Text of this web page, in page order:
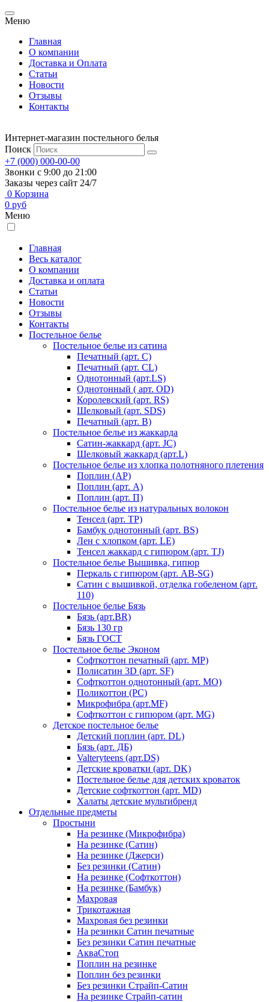
Меню
Главная
О компании
Доставка и Оплата
Статьи
Новости
Отзывы
Контакты
Интернет-магазин постельного белья
Поиск
+7 (000) 000-00-00
Звонки с 9:00 до 21:00
Заказы через сайт 24/7
0 Корзина
0 руб
Меню
Главная
Весь каталог
О компании
Доставка и оплата
Статьи
Новости
Отзывы
Контакты
Постельное белье
Постельное белье из сатина
Печатный (арт. С)
Печатный (арт. СL)
Однотонный (арт.LS)
Однотонный ( арт. OD)
Королевский (арт. RS)
Шелковый (арт. SDS)
Печатный (арт. В)
Постельное белье из жаккарда
Сатин-жаккард (арт. JC)
Шелковый жаккард (арт.L)
Постельное белье из хлопка полотняного плетения
Поплин (AP)
Поплин (арт. А)
Поплин (арт. П)
Постельное белье из натуральных волокон
Тенсел (арт. ТР)
Бамбук однотонный (арт. BS)
Лен с хлопком (арт. LE)
Тенсел жаккард с гипюром (арт. TJ)
Постельное белье Вышивка, гипюр
Перкаль с гипюром (арт. AB-SG)
Сатин с вышивкой, отделка гобеленом (арт.
110)
Постельное белье Бязь
Бязь (арт.BR)
Бязь 130 гр
Бязь ГОСТ
Постельное белье Эконом
Софткоттон печатный (арт. MР)
Полисатин 3D (арт. SF)
Софткоттон однотонный (арт. MO)
Поликоттон (PC)
Микрофибра (арт.MF)
Софткоттон с гипюром (арт. MG)
Детское постельное белье
Детский поплин (арт. DL)
Бязь (арт. ДБ)
Valteryteens (арт.DS)
Детские кроватки (арт. DK)
Постельное белье для детских кроваток
Детские софткоттон (арт. MD)
Халаты детские мультибренд
Отдельные предметы
Простыни
На резинке (Микрофибра)
На резинке (Сатин)
На резинке (Джерси)
Без резинки (Сатин)
На резинке (Софткоттон)
На резинке (Бамбук)
Махровая
Трикотажная
Махровая без резинки
На резинки Сатин печатные
Без резинки Сатин печатные
АкваСтоп
Поплин на резинке
Поплин без резинки
Без резинки Страйп-Сатин
На резинке Страйп-сатин